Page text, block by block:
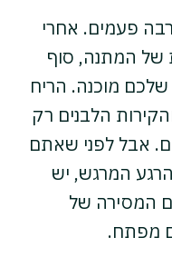
פעמים. אחרי
של המתנה, סוף
מוכנה. הריח
הלבנים רק
אבל לפני שאתם
המרגש, יש
המסירה של
מפתח.